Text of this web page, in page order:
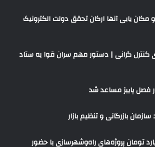
مکان یابی آنها ارکان تحقق دولت الکترونیک
کنترل گرانی | دستور مهم سران قوا به ستاد
پاییز مساعد شد
بازرگانی و تنظیم بازار
میلیارد تومان پروژه‌های راه‌وشهرسازی با حضور